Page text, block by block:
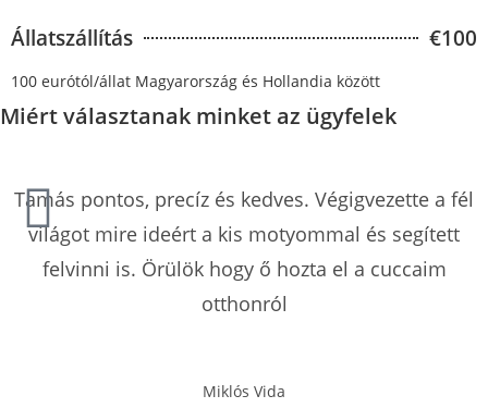
Állatszállítás €100
100 eurótól/állat Magyarország és Hollandia között
Miért választanak minket az ügyfelek
Tamás pontos, precíz és kedves. Végigvezette a fél
világot mire ideért a kis motyommal és segített
felvinni is. Örülök hogy ő hozta el a cuccaim
otthonról
Miklós Vida